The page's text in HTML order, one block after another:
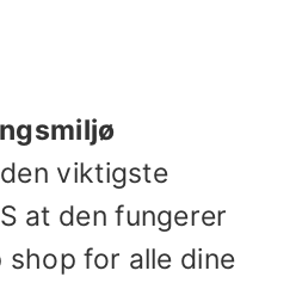
viktigste
at den fungerer
for alle dine